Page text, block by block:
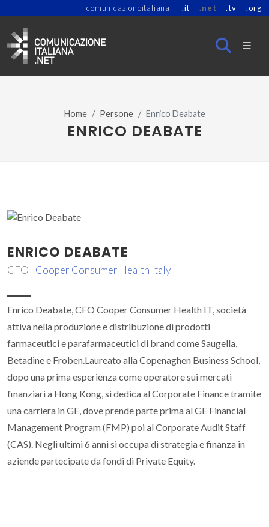
comunicazioneitaliana: .it .net .tv .org
Home Persone Enrico Deabate
ENRICO DEABATE
ENRICO DEABATE
CFO | Cooper Consumer Health Italy
Enrico Deabate, CFO Cooper Consumer Health IT, società
attiva nella produzione e distribuzione di prodotti
farmaceutici e parafarmaceutici di brand come Saugella,
Betadine e Froben.Laureato alla Copenaghen Business School,
dopo una prima esperienza come operatore sui mercati
finanziari a Hong Kong, si dedica al Corporate Finance tramite
una carriera in GE, dove prende parte prima al GE Financial
Management Program (FMP) poi al Corporate Audit Staff
(CAS). Negli ultimi 6 anni si occupa di strategia e finanza in
aziende partecipate da fondi di Private Equity.